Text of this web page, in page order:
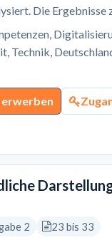
Die Ergebnisse
Technik,
erwerben
2 23 bis 33